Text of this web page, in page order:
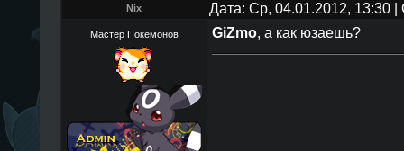
Nix Дата: Ср, 04.01.2012, 13:30
Мастер Покемонов GiZmo, а как юзаешь?